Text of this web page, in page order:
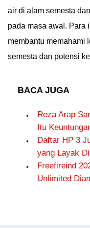
air di alam semesta
pada masa awal. Para
membantu memahami
semesta dan potensi
BACA JUGA
Reza Arap
Itu
Daftar HP 3
yang Layak
Freefireind
Unlimited